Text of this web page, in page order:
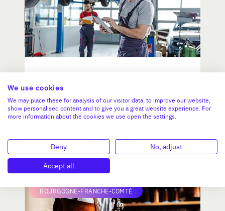
CA :5 600 000 €
N°18779
BOURGOGNE-FRANCHE-COMTÉ
We use cookies
We may place these for analysis of our visitor data, to improve our website,
show personalised content and to give you a great website experience. For
more information about the cookies we use open the settings.
Deny
No, adjust
Accept all